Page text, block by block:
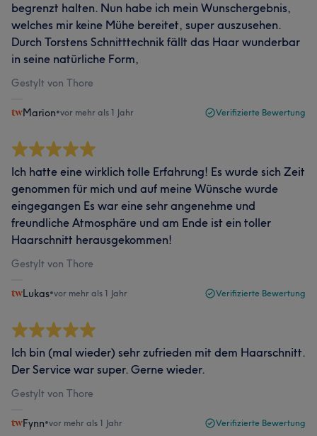
begrenzt halten. Nun habe ich mein Wunschergebnis,
welches mir keine Mühe bereitet, super auszusehen.
Durch Torstens Schnitttechnik fällt das Haar wunderbar
in seine natürliche Form,
Gestylt von Thore
Marion•vor mehr als 1 Jahr Verifizierte Bewertung
Ich hatte eine wirklich tolle Erfahrung! Es wurde sich Zeit
genommen für mich und auf meine Wünsche wurde
eingegangen Es war eine sehr angenehme und
freundliche Atmosphäre und am Ende ist ein toller
Haarschnitt herausgekommen!
Gestylt von Thore
Lukas•vor mehr als 1 Jahr Verifizierte Bewertung
Ich bin (mal wieder) sehr zufrieden mit dem Haarschnitt.
Der Service war super. Gerne wieder.
Gestylt von Thore
Fynn•vor mehr als 1 Jahr Verifizierte Bewertung